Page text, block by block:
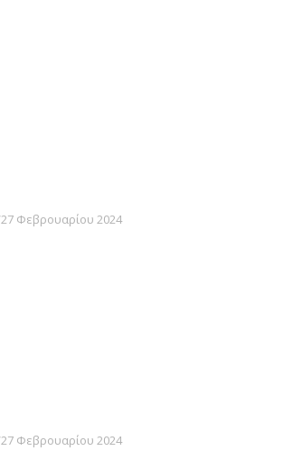
27 Φεβρουαρίου 2024
27 Φεβρουαρίου 2024